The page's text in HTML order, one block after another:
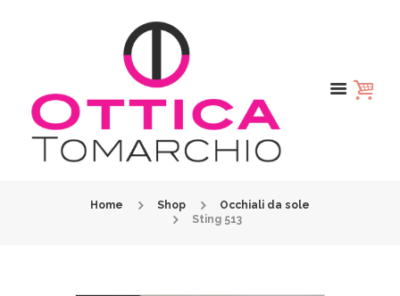
Home Shop
Occhiali da sole
Sting 513